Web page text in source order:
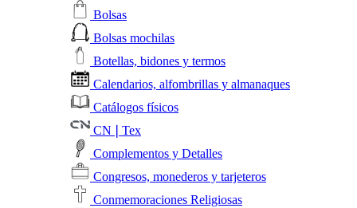
Bolsas
Bolsas mochilas
Botellas, bidones y termos
Calendarios, alfombrillas y almanaques
Catálogos físicos
CN❘Tex
Complementos y Detalles
Congresos, monederos y tarjeteros
Conmemoraciones Religiosas